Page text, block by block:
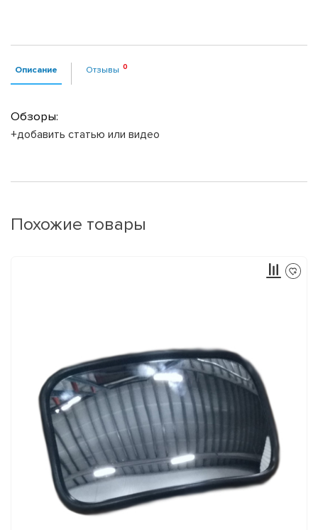
Описание Отзывы
Обзоры:
+добавить статью или видео
Похожие товары